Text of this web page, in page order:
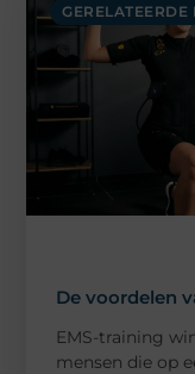
GERELATEERDE
De voordelen
EMS-training
mensen die op